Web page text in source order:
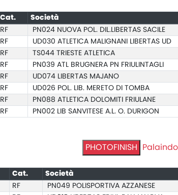
Cat. Società
RF PN024 NUOVA POL. DIL.LIBERTAS SACILE
RF UD030 ATLETICA MALIGNANI LIBERTAS UD
RF TS044 TRIESTE ATLETICA
RF PN039 ATL BRUGNERA PN FRIULINTAGLI
RF UD074 LIBERTAS MAJANO
RF UD026 POL. LIB. MERETO DI TOMBA
RF PN088 ATLETICA DOLOMITI FRIULANE
RF PN002 LIB SANVITESE A.L. O. DURIGON
PHOTOFINISH
Cat. Società
RF PN049 POLISPORTIVA AZZANESE